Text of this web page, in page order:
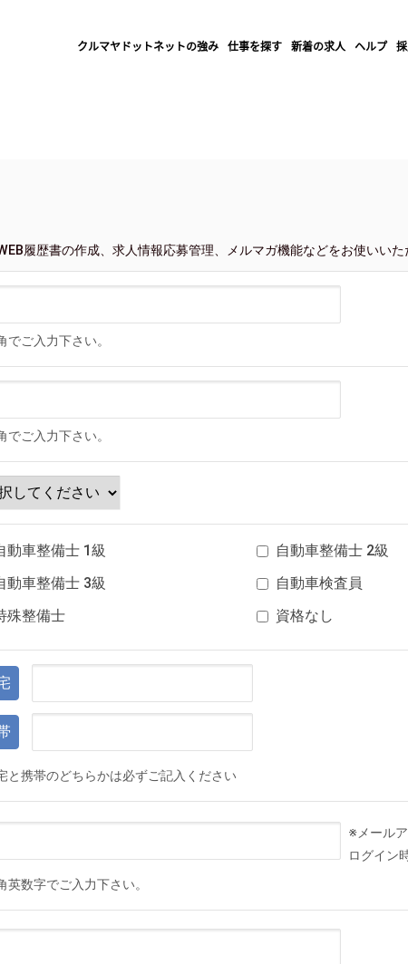
クルマヤドットネットの強み 仕事を探す 新着の求人 ヘルプ
履歴書の作成、求人情報応募管理、メルマガ機能などをお使いいた
でご入力下さい。
でご入力下さい。
動車整備士 1級
自動車整備士 2級
動車整備士 3級
自動車検査員
殊整備士
資格なし
と携帯のどちらかは必ずご記入ください
※メール
ログイン
英数字でご入力下さい。